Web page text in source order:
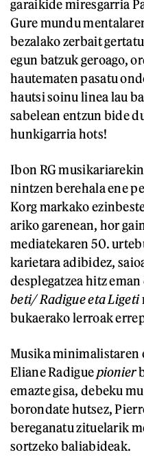
garaikide miresgarria
Gure mundu
bezalako zerbait
egun batzuk geroago,
hautematen pasatu
hautsi soinu linea lau
sabelean entzun bide
hunkigarria hots!
Ibon RG
nintzen berehala ene
Korg markako
ariko garenean, hor
mediatekaren 50.
karietara adibidez,
desplegatzea hitz
beti/ Radigue eta Ligeti
bukaerako lerroak
Musika minimalistaren
Eliane Radiguepionier
emazte gisa, debeku
borondate hutsez,
bereganatu zituelarik
sortzeko baliabideak.